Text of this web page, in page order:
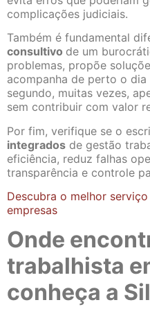
complicações judiciais.
Também é fundamental
consultivo de um
problemas, propõe
acompanha de perto o dia
segundo, muitas vezes,
sem contribuir com valor
Por fim, verifique se o
integrados de gestão
eficiência, reduz falhas
transparência e controle
Descubra o melhor
empresas
Onde
trabalhista
conheça a